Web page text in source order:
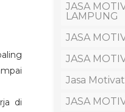
di
JASA
LAMPUNG
JASA
JASA
Jasa
JASA